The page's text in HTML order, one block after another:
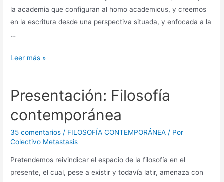
la academia que configuran al homo academicus, y creemos
en la escritura desde una perspectiva situada, y enfocada a la
…
Presentación:
Leer más »
Presentación: Filosofía
contemporánea
35 comentarios / FILOSOFÍA CONTEMPORÁNEA / Por
Colectivo Metastasis
Pretendemos reivindicar el espacio de la filosofía en el
presente, el cual, pese a existir y todavía latir, amenaza con